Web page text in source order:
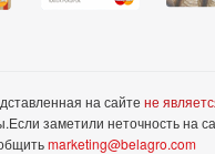
на сайте не
Если заметили неточность на
marketing@belagro.com